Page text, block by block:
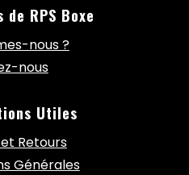
de RPS Boxe
nous ?
nous
Utiles
Retours
Générales